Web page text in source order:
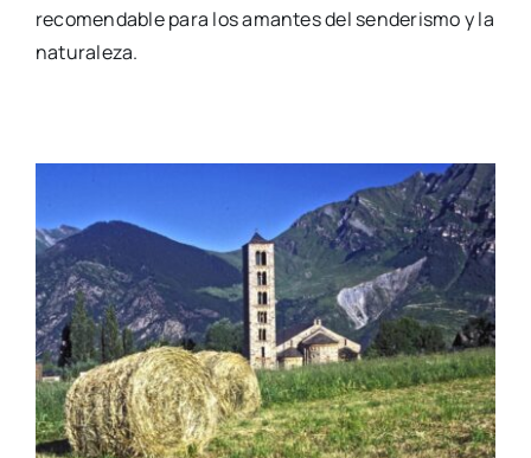
recomendable para los amantes del senderismo y la
naturaleza.